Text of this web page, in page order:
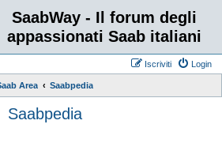
SaabWay - Il forum degli
appassionati Saab italiani
Login
Iscriviti
Area Saabpedia
Saabpedia